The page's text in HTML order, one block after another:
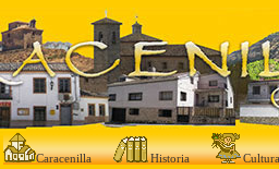
Caracenilla Historia